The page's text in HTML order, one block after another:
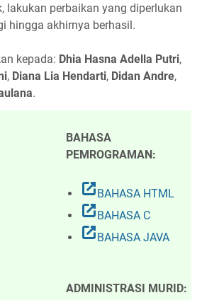
lakukan perbaikan yang diperlukan
hingga akhirnya berhasil.
kepada: Dhia Hasna Adella Putri,
, Diana Lia Hendarti, Didan Andre,
.
BAHASA
PEMROGRAMAN:
open_in_new BAHASA HTML
open_in_new BAHASA C
open_in_new BAHASA JAVA
ADMINISTRASI MURID: